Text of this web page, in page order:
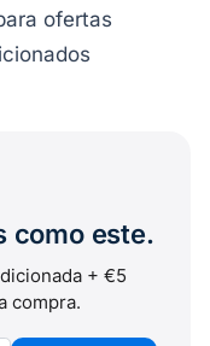
ofertas
como este.
+ €5
compra.